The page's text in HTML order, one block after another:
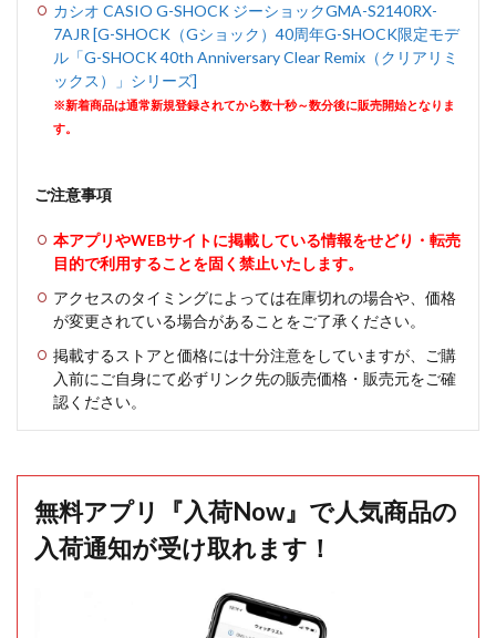
カシオ CASIO G-SHOCK ジーショックGMA-S2140RX-
7AJR [G-SHOCK（Gショック）40周年G-SHOCK限定モデ
ル「G-SHOCK 40th Anniversary Clear Remix（クリアリミ
ックス）」シリーズ]
※新着商品は通常新規登録されてから数十秒～数分後に販売開始となりま
す。
ご注意事項
本アプリやWEBサイトに掲載している情報をせどり・転売
目的で利用することを固く禁止いたします。
アクセスのタイミングによっては在庫切れの場合や、価格
が変更されている場合があることをご了承ください。
掲載するストアと価格には十分注意をしていますが、ご購
入前にご自身にて必ずリンク先の販売価格・販売元をご確
認ください。
無料アプリ『入荷Now』で人気商品の
入荷通知が受け取れます！